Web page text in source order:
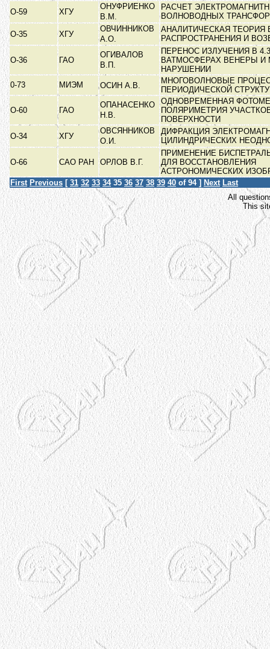
О-59
ХГУ
ОНУФРИЕНКО
В.М.
РАСЧЕТ
ВОЛНОВОДНЫХ
О-35
ХГУ
ОВЧИННИКОВ
А.О.
АНАЛИТИЧЕСКАЯ ТЕОРИЯ
РАСПРОСТРАНЕНИЯ И
О-36 ГАО
ОГИВАЛОВ
В.П.
ПЕРЕНОС ИЗЛУЧЕНИЯ В
ВАТМОСФЕРАХ ВЕНЕРЫ И
НАРУШЕНИИ
0-73
МИЭМ ОСИН А.В.
МНОГОВОЛНОВЫЕ
ПЕРИОДИЧЕСКОЙ
О-60 ГАО
ОПАНАСЕНКО
Н.В.
ОДНОВРЕМЕННАЯ
ПОЛЯРИМЕТРИЯ
ПОВЕРХНОСТИ
О-34
ХГУ
ОВСЯННИКОВ
О.И.
ДИФРАКЦИЯ
ЦИЛИНДРИЧЕСКИХ
О-66 САО РАН ОРЛОВ В.Г.
ПРИМЕНЕНИЕ
ДЛЯ ВОССТАНОВЛЕНИЯ
АСТРОНОМИЧЕСКИХ
First Previous [ 31 32 33 34 35 36 37 38 39 40 of 94 ] Next Last
All
This